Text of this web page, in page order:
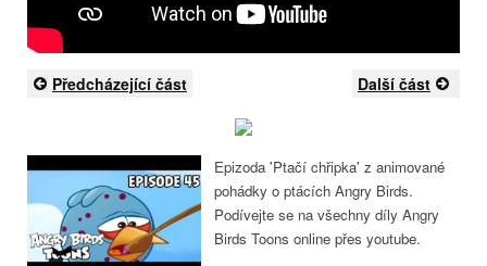
Předcházející část Další část
Epizoda 'Ptačí chřipka' z animované
pohádky o ptácích Angry Birds.
Podívejte se na všechny díly Angry
Birds Toons online přes youtube.